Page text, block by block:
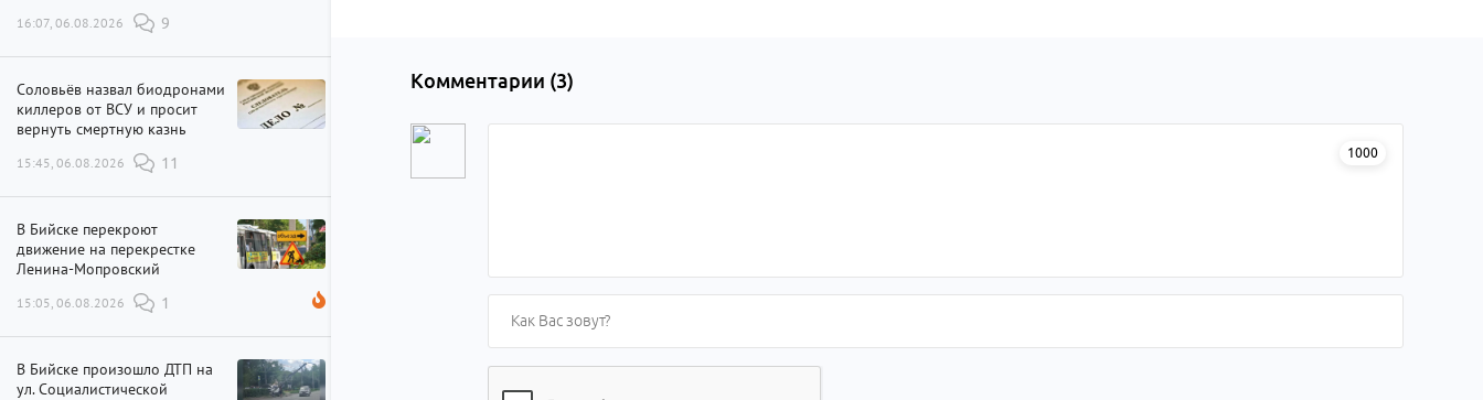
16:07, 06.08.2026 9
Соловьёв назвал биодронами
киллеров от ВСУ и просит
вернуть смертную казнь
15:45, 06.08.2026 11
В Бийске перекроют
движение на перекрестке
Ленина-Мопровский
15:05, 06.08.2026 1
В Бийске произошло ДТП на
ул. Социалистической
Комментарии (3)
1000